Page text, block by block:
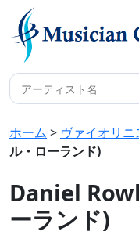
ホーム > ヴァイオリニ
ル・ローランド)
Daniel
ーランド)